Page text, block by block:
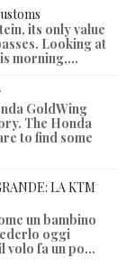
its only value
Looking at
morning,...
GoldWing
The Honda
to find some
LA KTM
un bambino
oggi
volo fa un po...